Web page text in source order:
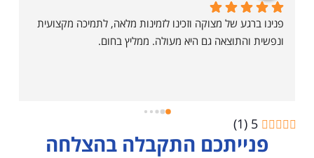
ונפשית והתוצאה גם היא מעולה. ממליץ בחום.
5
(
1
)
פנייתכם התקבלה בהצלחה